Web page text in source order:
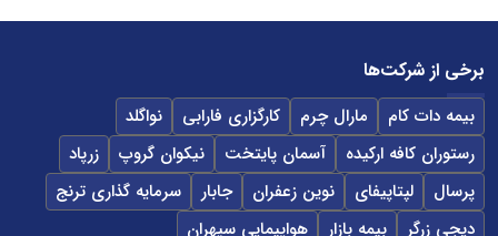
برخی از شرکت‌ها
بیمه دات کام مارال چرم کارگزاری فارابی
نواگلد
رستوران کافه ارکیده
آسمان پایتخت نیکوان گروپ
زرپاد
پرسال
لپتاپیفای نوین زعفران جابار
سرمایه گذاری ترنج
دیجی زرگر
بیمه بازار
هواپیمایی سپهران